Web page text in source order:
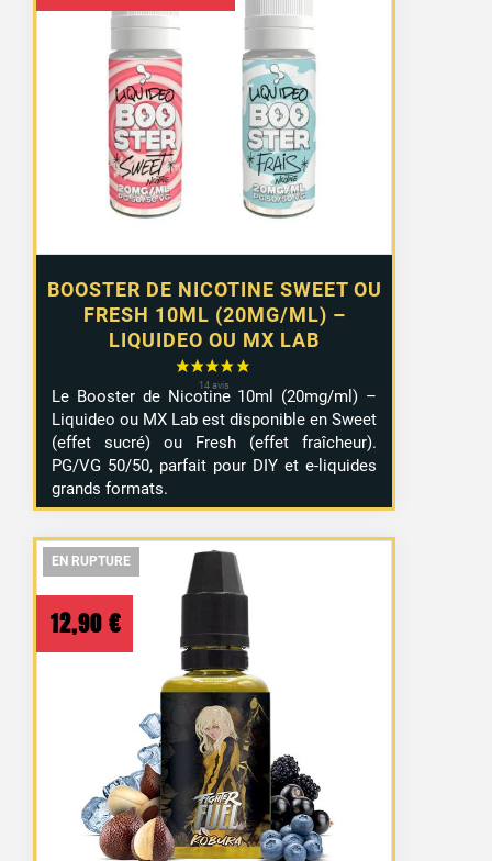
BOOSTER DE NICOTINE SWEET OU
FRESH 10ML (20MG/ML) –
LIQUIDEO OU MX LAB
de
prix :
1,29 €
10,99 €
Le Booster de Nicotine 10ml (20mg/ml) –
Liquideo ou MX Lab est disponible en Sweet
(effet sucré) ou Fresh (effet fraîcheur).
PG/VG 50/50, parfait pour DIY et e-liquides
grands formats.
EN RUPTURE
EN RUPTURE
12,90 €
EN RUPTURE